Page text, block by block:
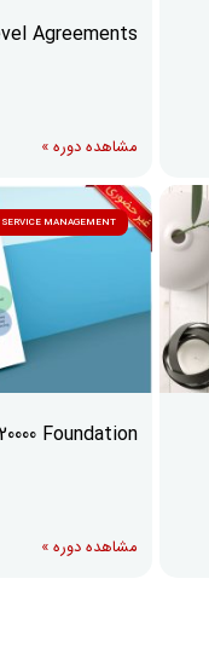
Agreements
مشاهده دوره »
SERVICE MANAGEMENT
Foundation
مشاهده دوره »